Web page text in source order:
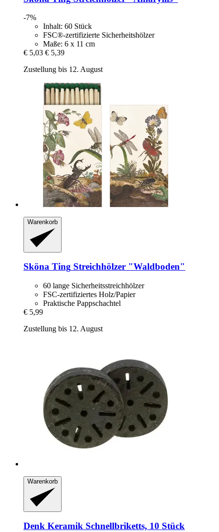
-7%
Inhalt: 60 Stück
FSC®-zertifizierte Sicherheitshölzer
Maße: 6 x 11 cm
€ 5,03 € 5,39
Zustellung bis 12. August
Warenkorb
Sköna Ting Streichhölzer "Waldboden"
60 lange Sicherheitsstreichhölzer
FSC-zertifiziertes Holz/Papier
Praktische Pappschachtel
€ 5,99
Zustellung bis 12. August
Warenkorb
Denk Keramik Schnellbriketts, 10 Stück